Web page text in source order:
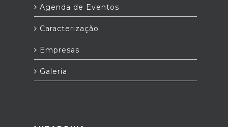
Agenda de Eventos
Caracterização
Empresas
Galeria